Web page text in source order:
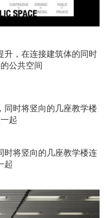
升，在连接建筑体的同时
公共空间
时将竖向的几座教学楼连
起